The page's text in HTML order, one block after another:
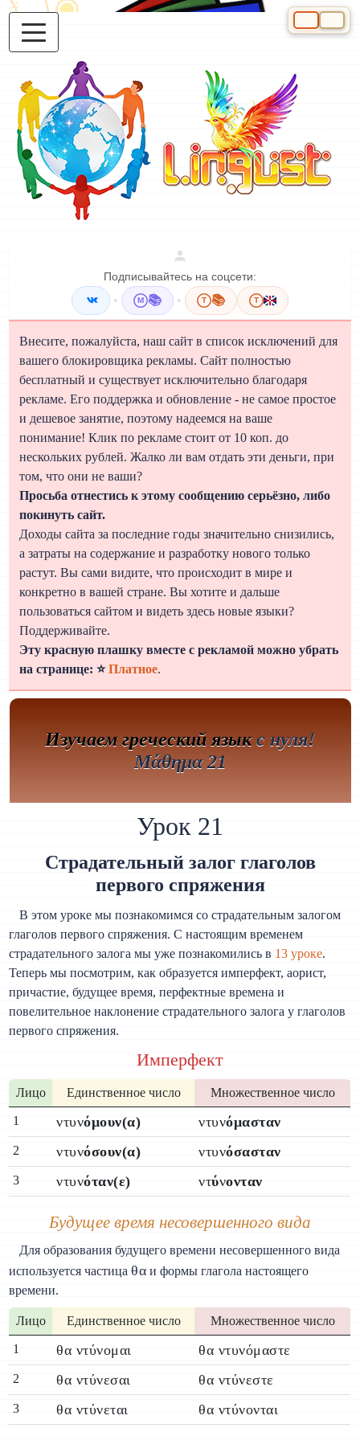
Подписывайтесь на соцсети:
• M 📚 • T 📚 T
Внесите, пожалуйста, наш сайт в список исключений для
вашего блокировщика рекламы. Сайт полностью
бесплатный и существует исключительно благодаря
рекламе. Его поддержка и обновление - не самое простое
и дешевое занятие, поэтому надеемся на ваше
понимание! Клик по рекламе стоит от 10 коп. до
нескольких рублей. Жалко ли вам отдать эти деньги, при
том, что они не ваши?
Просьба отнестись к этому сообщению серьёзно, либо
покинуть сайт.
Доходы сайта за последние годы значительно снизились,
а затраты на содержание и разработку нового только
растут. Вы сами видите, что происходит в мире и
конкретно в вашей стране. Вы хотите и дальше
пользоваться сайтом и видеть здесь новые языки?
Поддерживайте.
Эту красную плашку вместе с рекламой можно убрать
на странице: ⭐Платное.
Изучаем греческий языкс нуля!
Μάθημα 21
Урок 21
Страдательный залог глаголов
первого спряжения
В этом уроке мы познакомимся со страдательным залогом
глаголов первого спряжения. С настоящим временем
страдательного залога мы уже познакомились в 13 уроке.
Теперь мы посмотрим, как образуется имперфект, аорист,
причастие, будущее время, перфектные времена и
повелительное наклонение страдательного залога у глаголов
первого спряжения.
Имперфект
Лицо Единственное число Множественное число
1 ντυνόμουν(α) ντυνόμασταν
2 ντυνόσουν(α) ντυνόσασταν
3 ντυνόταν(ε) ντύνονταν
Будущее время несовершенного вида
Для образования будущего времени несовершенного вида
используется частицаθα и формы глагола настоящего
времени.
Лицо Единственное число Множественное число
1 θα ντύνομαι θα ντυνόμαστε
2 θα ντύνεσαι θα ντύνεστε
3 θα ντύνεται θα ντύνονται